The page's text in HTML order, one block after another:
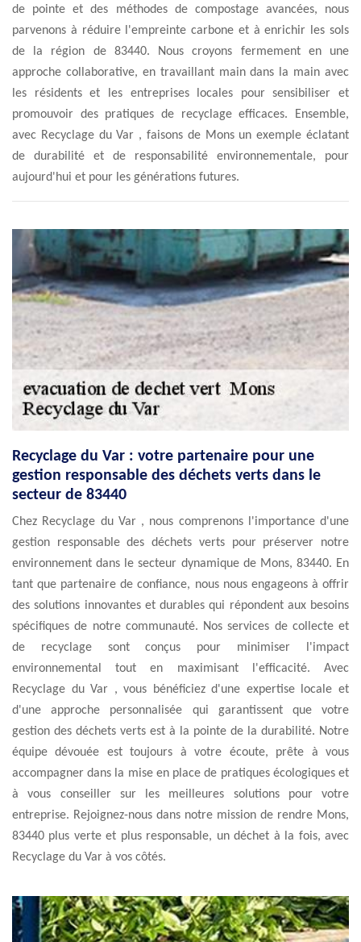
de pointe et des méthodes de compostage avancées, nous
parvenons à réduire l'empreinte carbone et à enrichir les sols
de la région de 83440. Nous croyons fermement en une
approche collaborative, en travaillant main dans la main avec
les résidents et les entreprises locales pour sensibiliser et
promouvoir des pratiques de recyclage efficaces. Ensemble,
avec Recyclage du Var , faisons de Mons un exemple éclatant
de durabilité et de responsabilité environnementale, pour
aujourd'hui et pour les générations futures.
Recyclage du Var : votre partenaire pour une
gestion responsable des déchets verts dans le
secteur de 83440
Chez Recyclage du Var , nous comprenons l'importance d'une
gestion responsable des déchets verts pour préserver notre
environnement dans le secteur dynamique de Mons, 83440. En
tant que partenaire de confiance, nous nous engageons à offrir
des solutions innovantes et durables qui répondent aux besoins
spécifiques de notre communauté. Nos services de collecte et
de recyclage sont conçus pour minimiser l'impact
environnemental tout en maximisant l'efficacité. Avec
Recyclage du Var , vous bénéficiez d'une expertise locale et
d'une approche personnalisée qui garantissent que votre
gestion des déchets verts est à la pointe de la durabilité. Notre
équipe dévouée est toujours à votre écoute, prête à vous
accompagner dans la mise en place de pratiques écologiques et
à vous conseiller sur les meilleures solutions pour votre
entreprise. Rejoignez-nous dans notre mission de rendre Mons,
83440 plus verte et plus responsable, un déchet à la fois, avec
Recyclage du Var à vos côtés.